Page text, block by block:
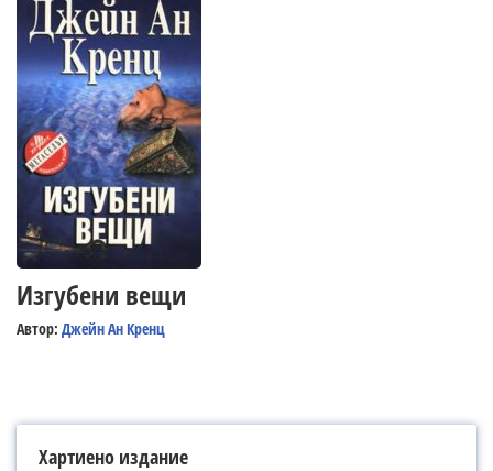
Изгубени вещи
Автор: Джейн Ан Кренц
Хартиено издание